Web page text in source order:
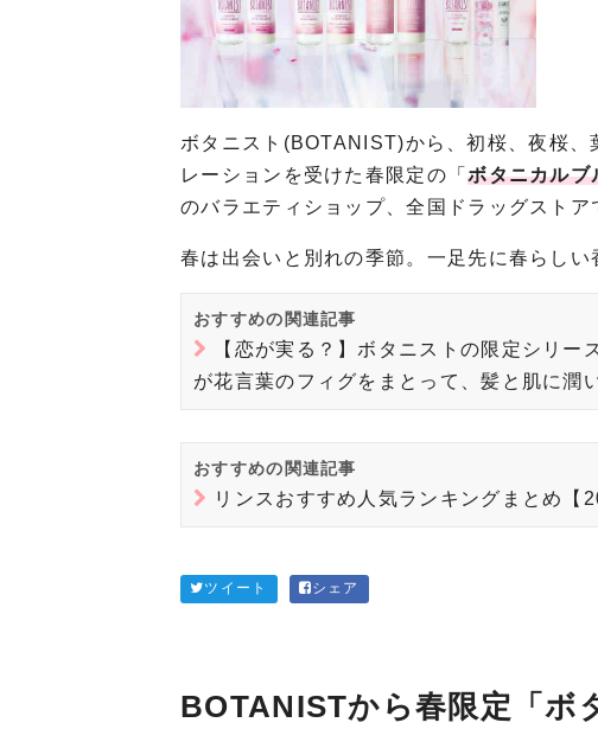
ボタニスト(BOTANIST)から、初桜、夜桜
レーションを受けた春限定の「ボタニカルブ
のバラエティショップ、全国ドラッグストア
春は出会いと別れの季節。一足先に春らし
おすすめの関連記事
【恋が実る？】ボタニストの限定シリ
が花言葉のフィグをまとって、髪と肌に潤
おすすめの関連記事
リンスおすすめ人気ランキングまとめ【
ツイート シェア
BOTANISTから春限定「ボ